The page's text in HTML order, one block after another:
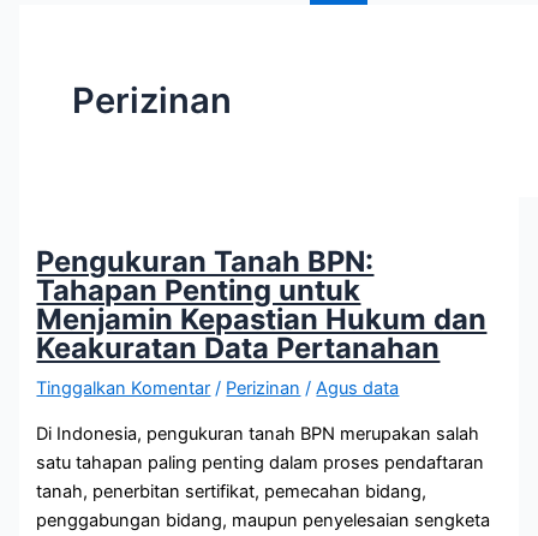
Perizinan
Pengukuran Tanah BPN:
Tahapan Penting untuk
Menjamin Kepastian Hukum dan
Keakuratan Data Pertanahan
Tinggalkan Komentar / Perizinan /Agus data
Di Indonesia, pengukuran tanah BPN merupakan salah
satu tahapan paling penting dalam proses pendaftaran
tanah, penerbitan sertifikat, pemecahan bidang,
penggabungan bidang, maupun penyelesaian sengketa